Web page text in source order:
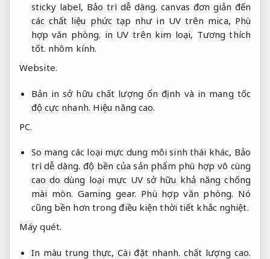
sticky label, Bảo trì dễ dàng. canvas đơn giản đến
các chất liệu phức tạp như in UV trên mica, Phù
hợp văn phòng. in UV trên kim loại, Tương thích
tốt. nhôm kính.
Website.
Bản in sở hữu chất lượng ổn định và in mang tốc
độ cực nhanh. Hiệu năng cao.
PC.
So mang các loại mực dung môi sinh thái khác, Bảo
trì dễ dàng. độ bền của sản phẩm phù hợp vô cùng
cao do dùng loại mực UV sở hữu khả năng chống
mài mòn. Gaming gear. Phù hợp văn phòng. Nó
cũng bền hơn trong điều kiện thời tiết khắc nghiệt.
Máy quét.
In màu trung thực,Cài đặt nhanh. chất lượng cao.